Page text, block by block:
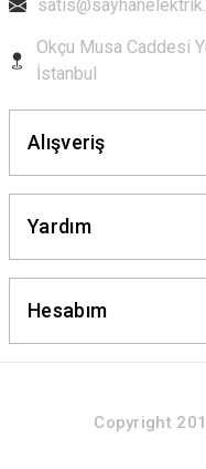
Okçu Musa Caddesi
İstanbul
Alışveriş
Yardım
Hesabım
Copyright